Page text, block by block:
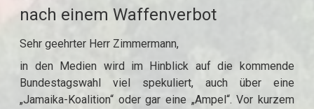
nach einem Waffenverbot
Sehr geehrter Herr Zimmermann,
in den Medien wird im Hinblick auf die kommende
Bundestagswahl viel spekuliert, auch über eine
„Jamaika-Koalition“ oder gar eine „Ampel“. Vor kurzem